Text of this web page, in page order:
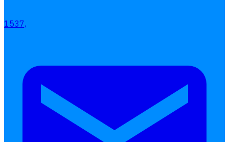
FollowHumanSoft
1537,